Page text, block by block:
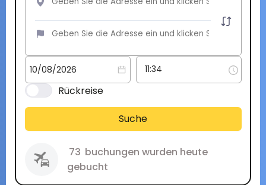
Rückreise
Suche
73 buchungen wurden heute
gebucht